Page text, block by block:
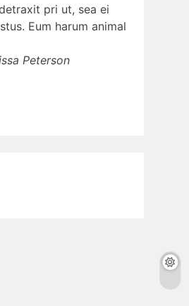
pri ut, sea ei
Eum harum animal
Peterson